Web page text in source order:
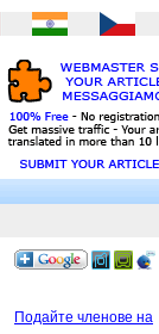
Подайте членове на